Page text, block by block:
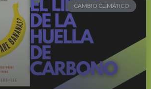
CAMBIO CLIMÁTICO